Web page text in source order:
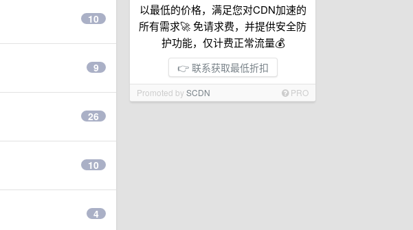
以最低的价格，满足您对CDN加速的
所有需求🚀 免请求费，并提供安全防
护功能，仅计费正常流量💰
👉 联系获取最低折扣
Promoted bySCDN PRO
10
9
26
10
4